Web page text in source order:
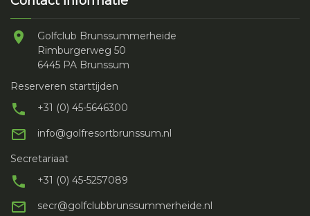
Golfclub Brunssummerheide
Rimburgerweg 50
6445 PA Brunssum
Reserveren starttijden
+31 (0) 45-5646300
info@golfresortbrunssum.nl
Secretariaat
+31 (0) 45-5257089
secr@golfclubbrunssummerheide.nl